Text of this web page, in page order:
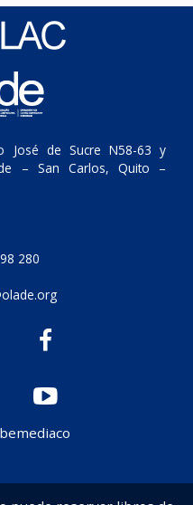
José de Sucre N58-63 y
– San Carlos, Quito –
280